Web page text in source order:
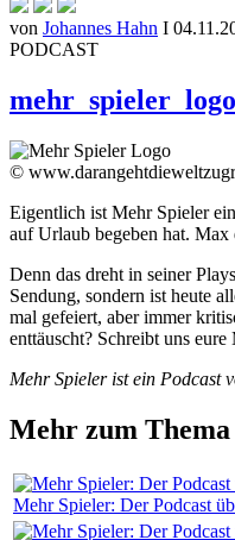
von Johannes Hahn I
PODCAST
©
Eigentlich ist Mehr Spieler
auf Urlaub begeben hat.
Denn das dreht in seiner
Sendung, sondern ist heute
mal gefeiert, aber immer
enttäuscht? Schreibt uns
Mehr Spieler ist ein Podcast
Mehr zum Thema
Mehr Spieler: Der Podcast